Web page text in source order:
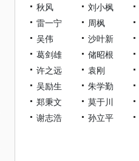
秋风
刘小枫
雷一宁
周枫
吴伟
沙叶新
葛剑雄
储昭根
许之远
袁刚
吴励生
朱学勤
郑秉文
莫于川
谢志浩
孙立平